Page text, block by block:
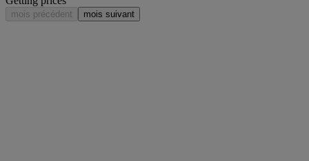
mois précédent mois suivant